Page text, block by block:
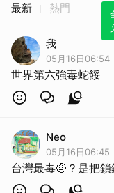
最新 熱門
我
05月16日06:54
世界第六強毒蛇餒
Neo
05月16日06:45
台灣最毒🤨？是把鎖